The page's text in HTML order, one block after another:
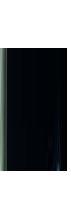
à une limite de
gratuits